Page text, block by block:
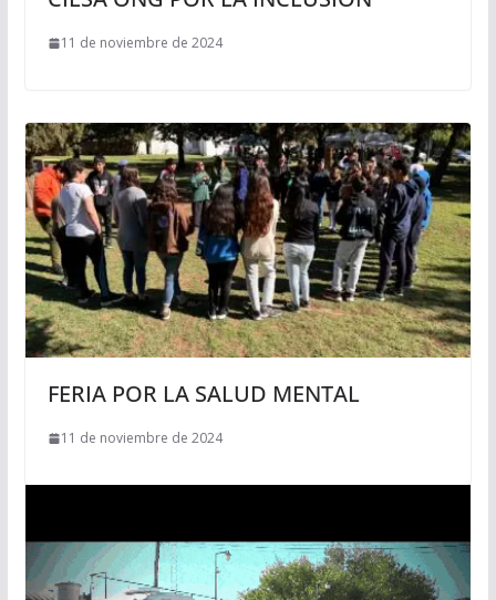
11 de noviembre de 2024
FERIA POR LA SALUD MENTAL
11 de noviembre de 2024